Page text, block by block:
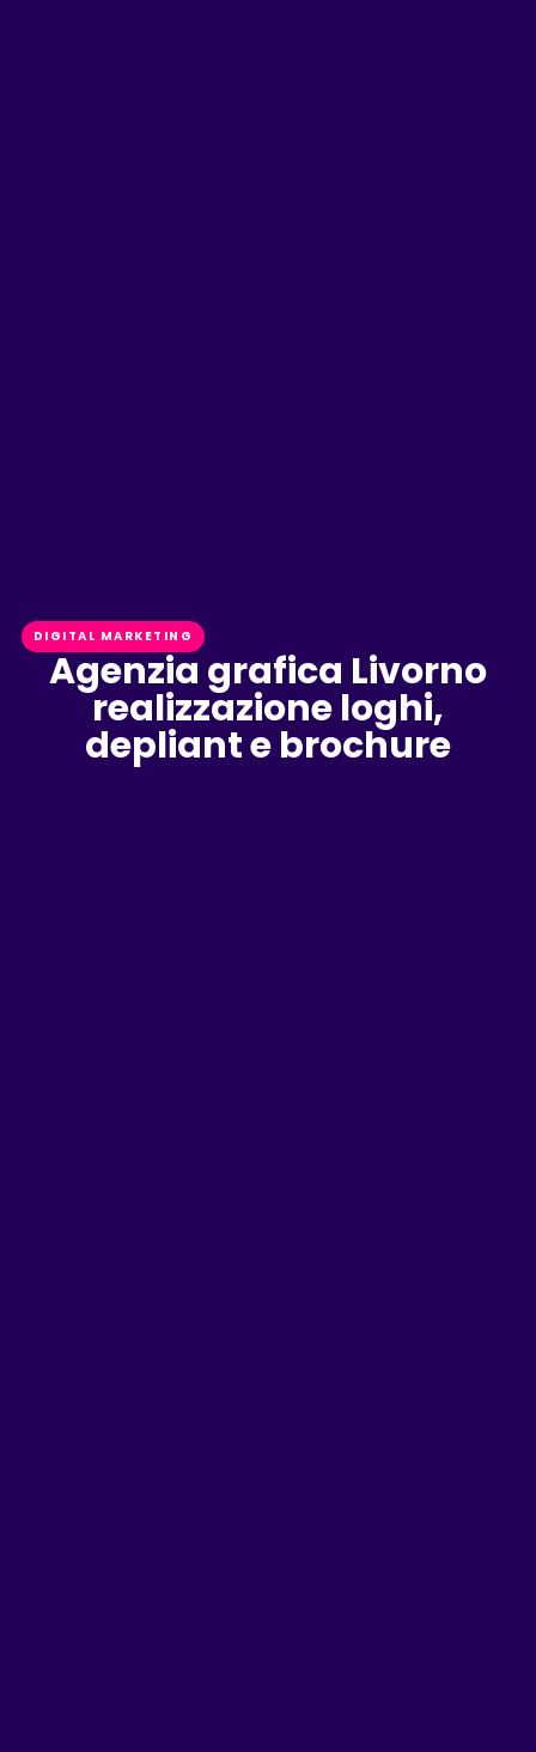
DIGITAL MARKETING
Agenzia grafica Livorno
realizzazione loghi,
depliant e brochure